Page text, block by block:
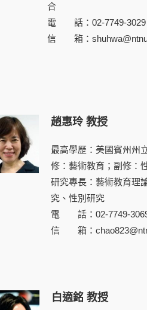
合
電 話：02-7749-3029
信 箱：
趙惠玲 教授
最高學歷：美國賓州州
修：藝術教育；副修：
研究專長：藝術教育理
究、性別研究
電 話：02-7749-
信 箱：
白適銘教授